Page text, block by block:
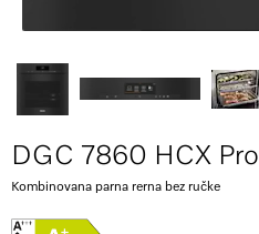
DGC 7860 HCX Pro
Kombinovana parna rerna bez ručke